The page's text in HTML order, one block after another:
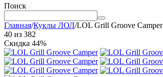
Поиск
Главная/Куклы ЛОЛ/LOL Grill Groove Camper
40 из 382
Скидка 44%